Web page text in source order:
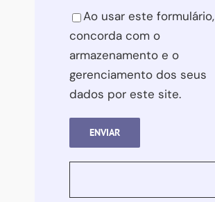
Ao usar este formulário,
concorda com o
armazenamento e o
gerenciamento dos seus
dados por este site.